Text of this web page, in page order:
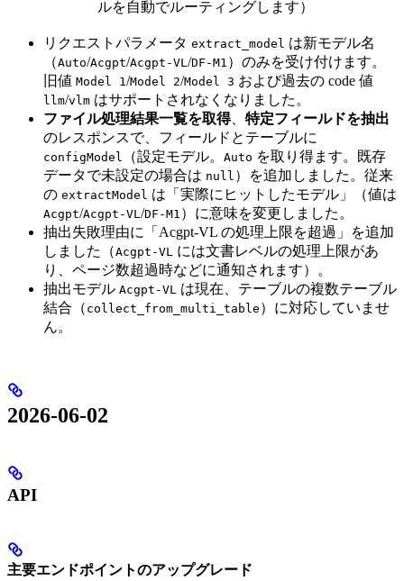
ルを自動でルーティングします）
リクエストパラメータ extract_model は新モデル名
（Auto/Acgpt/Acgpt-VL /DF-M1 ）のみを受け付けます。
旧値 Model 1 /Model 2/Model 3 および過去の code 値
llm/vlm はサポートされなくなりました。
ファイル処理結果一覧を取得、 特定フィールドを抽出
のレスポンスで、フィールドとテーブルに
configModel （設定モデル。 Auto を取り得ます。既存
データで未設定の場合は null ）を追加しました。従来
の extractModel は「実際にヒットしたモデル」（値は
Acgpt/Acgpt-VL /DF-M1 ）に意味を変更しました。
抽出失敗理由に「Acgpt-VL の処理上限を超過」を追加
しました（Acgpt-VL
には文書レベルの処理上限があ
り、ページ数超過時などに通知されます）。
抽出モデル Acgpt-VL
は現在、テーブルの複数テーブル
結合（ collect_from_multi_table ）に対応していませ
ん。
2026-06-02
API
主要エンドポイントのアップグレード